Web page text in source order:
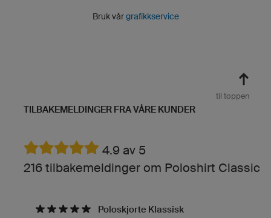
Bruk vårgrafikkservice
til toppen
TILBAKEMELDINGER FRA VÅRE KUNDER
4.9 av 5
216 tilbakemeldinger om Poloshirt Classic
Poloskjorte Klassisk